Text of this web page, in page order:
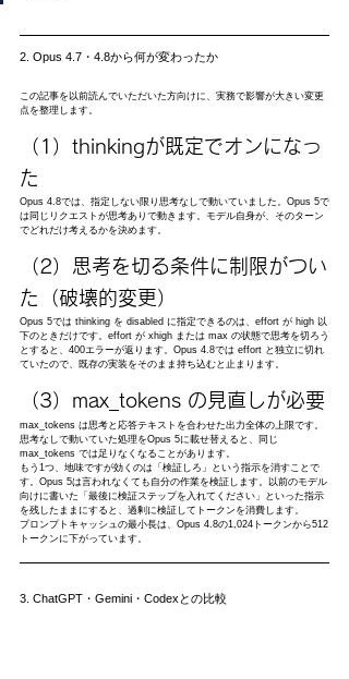
2. Opus 4.7・4.8から何が変わったか
この記事を以前読んでいただいた方向けに、実務で影響が大きい変更
点を整理します。
（1）thinkingが既定でオンになっ
た
Opus 4.8では、指定しない限り思考なしで動いていました。Opus 5で
は同じリクエストが思考ありで動きます。モデル自身が、そのターン
でどれだけ考えるかを決めます。
（2）思考を切る条件に制限がつい
た（破壊的変更）
Opus 5では thinking を disabled に指定できるのは、effort が high 以
下のときだけです。effort が xhigh または max の状態で思考を切ろう
とすると、400エラーが返ります。Opus 4.8では effort と独立に切れ
ていたので、既存の実装をそのまま持ち込むと止まります。
（3）max_tokens の見直しが必要
max_tokens は思考と応答テキストを合わせた出力全体の上限です。
思考なしで動いていた処理をOpus 5に載せ替えると、同じ
max_tokens では足りなくなることがあります。
もう1つ、地味ですが効くのは「検証しろ」という指示を消すことで
す。Opus 5は言われなくても自分の作業を検証します。以前のモデル
向けに書いた「最後に検証ステップを入れてください」といった指示
を残したままにすると、過剰に検証してトークンを消費します。
プロンプトキャッシュの最小長は、Opus 4.8の1,024トークンから512
トークンに下がっています。
3. ChatGPT・Gemini・Codexとの比較